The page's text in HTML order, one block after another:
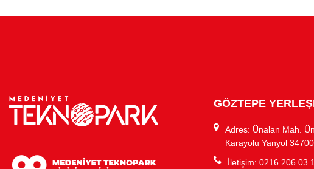
GÖZTEPE
Adres: Ünalan Mah.
Karayolu Yanyol
İletişim: 0216 206 03